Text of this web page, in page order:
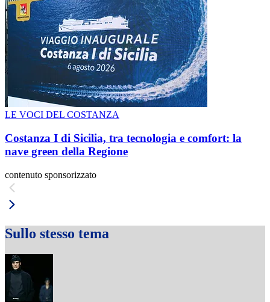
LE VOCI DEL COSTANZA
Costanza I di Sicilia, tra tecnologia e comfort: la
nave green della Regione
contenuto sponsorizzato
Sullo stesso tema